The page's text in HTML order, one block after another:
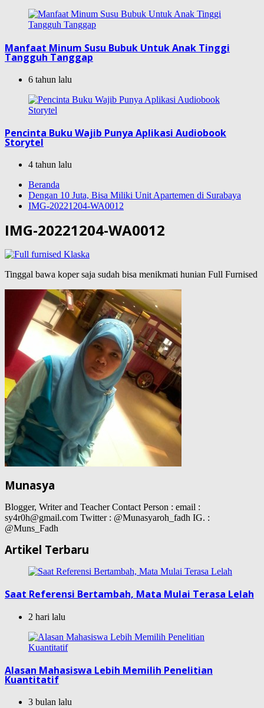
Manfaat Minum Susu Bubuk Untuk Anak Tinggi
Tangguh Tanggap
6 tahun lalu
Pencinta Buku Wajib Punya Aplikasi Audiobook
Storytel
4 tahun lalu
Beranda
Dengan 10 Juta, Bisa Miliki Unit Apartemen di Surabaya
IMG-20221204-WA0012
IMG-20221204-WA0012
Tinggal bawa koper saja sudah bisa menikmati hunian Full Furnised
Munasya
Blogger, Writer and Teacher Contact Person : email :
sy4r0h@gmail.com Twitter : @Munasyaroh_fadh IG. :
@Muns_Fadh
Artikel Terbaru
Saat Referensi Bertambah, Mata Mulai Terasa Lelah
2 hari lalu
Alasan Mahasiswa Lebih Memilih Penelitian
Kuantitatif
3 bulan lalu